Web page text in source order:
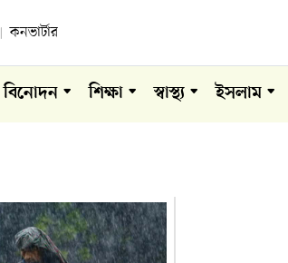
কনভার্টার
বিনোদন শিক্ষা স্বাস্থ্য ইসলাম